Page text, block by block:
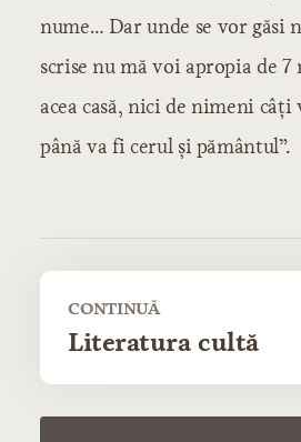
nume… Dar unde se vor găsi
scrise nu mă voi apropia de 7
acea casă, nici de nimeni câţi
până va fi cerul şi pământul”.
CONTINUĂ
Literatura cultă